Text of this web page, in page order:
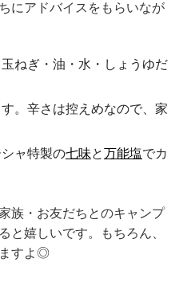
にアドバイスをもらいなが
ねぎ・油・水・しょうゆだ
。辛さは控えめなので、家
ャ特製の七味と万能塩でカ
族・お友だちとのキャンプ
と嬉しいです。もちろん、
ますよ◎